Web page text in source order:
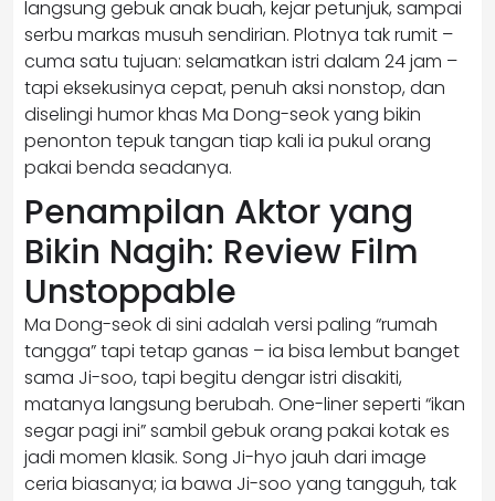
langsung gebuk anak buah, kejar petunjuk, sampai
serbu markas musuh sendirian. Plotnya tak rumit –
cuma satu tujuan: selamatkan istri dalam 24 jam –
tapi eksekusinya cepat, penuh aksi nonstop, dan
diselingi humor khas Ma Dong-seok yang bikin
penonton tepuk tangan tiap kali ia pukul orang
pakai benda seadanya.
Penampilan Aktor yang
Bikin Nagih: Review Film
Unstoppable
Ma Dong-seok di sini adalah versi paling “rumah
tangga” tapi tetap ganas – ia bisa lembut banget
sama Ji-soo, tapi begitu dengar istri disakiti,
matanya langsung berubah. One-liner seperti “ikan
segar pagi ini” sambil gebuk orang pakai kotak es
jadi momen klasik. Song Ji-hyo jauh dari image
ceria biasanya; ia bawa Ji-soo yang tangguh, tak